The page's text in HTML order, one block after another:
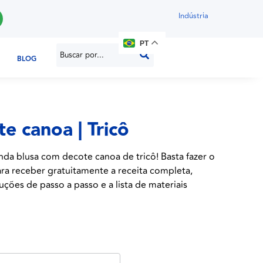
Indústria
BLOG
PT
canoa | Tricô
blusa com decote canoa de tricô! Basta fazer o
receber gratuitamente a receita completa,
de passo a passo e a lista de materiais